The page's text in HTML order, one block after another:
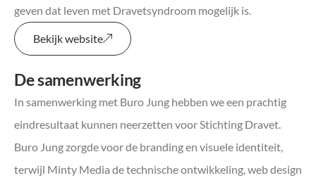
geven dat leven met Dravetsyndroom mogelijk is.
Bekijk website
De samenwerking
In samenwerking met Buro Jung hebben we een prachtig
eindresultaat kunnen neerzetten voor Stichting Dravet.
Buro Jung zorgde voor de branding en visuele identiteit,
terwijl Minty Media de technische ontwikkeling, web design